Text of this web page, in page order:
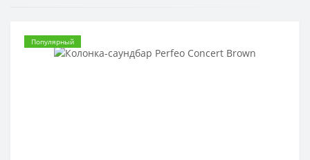
Популярный